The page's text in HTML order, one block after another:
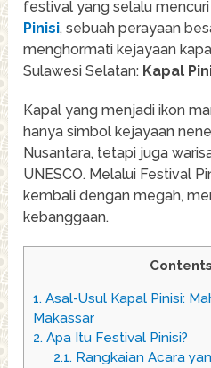
festival yang selalu
Pinisi, sebuah perayaan
menghormati kejayaan
Sulawesi Selatan: Kapal
Kapal yang menjadi ikon
hanya simbol kejayaan
Nusantara, tetapi juga
UNESCO. Melalui Festival
kembali dengan megah,
kebanggaan.
Contents
1. Asal-Usul Kapal Pinisi:
Makassar
2. Apa Itu Festival Pinisi?
2.1.Rangkaian Acara